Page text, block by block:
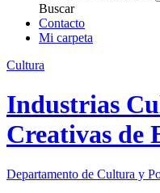
Buscar
Contacto
Mi carpeta
Cultura
Industrias
Creativas de
Departamento de Cultura y